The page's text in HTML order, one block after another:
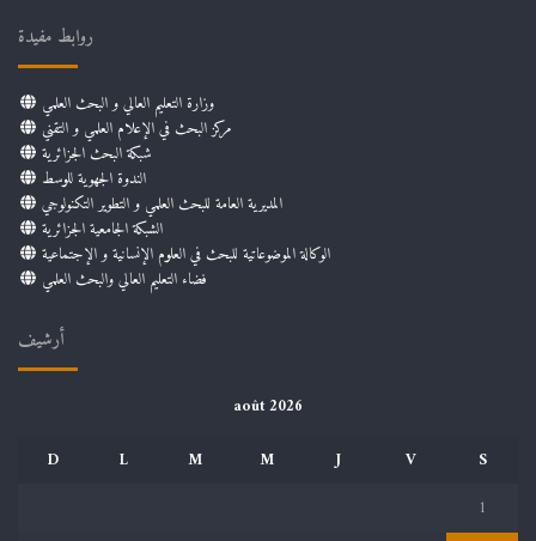
روابط مفيدة
وزارة التعليم العالي و البحث العلمي
مركز البحث في الإعلام العلمي و التقني
شبكة البحث الجزائرية
الندوة الجهوية للوسط
المديرية العامة للبحث العلمي و التطوير التكنولوجي
الشبكة الجامعية الجزائرية
الوكالة الموضوعاتية للبحث في العلوم الإنسانية و الإجتماعية
فضاء التعليم العالي والبحث العلمي
أرشيف
août 2026
D
L M M J V
S
1